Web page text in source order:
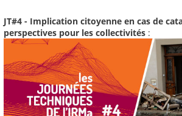
JT#4 - Implication citoyenne en cas de
perspectives pour les collectivités :